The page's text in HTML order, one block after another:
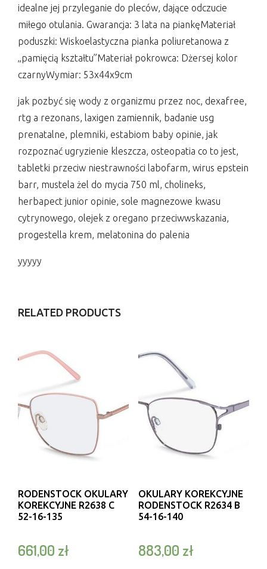
idealne jej przyleganie do pleców, dające odczucie
miłego otulania. Gwarancja: 3 lata na piankęMateriał
poduszki: Wiskoelastyczna pianka poliuretanowa z
„pamięcią kształtu”Materiał pokrowca: Dżersej kolor
czarnyWymiar: 53x44x9cm
jak pozbyć się wody z organizmu przez noc, dexafree,
rtg a rezonans, laxigen zamiennik, badanie usg
prenatalne, plemniki, estabiom baby opinie, jak
rozpoznać ugryzienie kleszcza, osteopatia co to jest,
tabletki przeciw niestrawności labofarm, wirus epstein
barr, mustela żel do mycia 750 ml, cholineks,
herbapect junior opinie, sole magnezowe kwasu
cytrynowego, olejek z oregano przeciwwskazania,
progestella krem, melatonina do palenia
yyyyy
RELATED PRODUCTS
RODENSTOCK OKULARY
KOREKCYJNE R2638 C
52-16-135
661,00 zł
OKULARY KOREKCYJNE
RODENSTOCK R2634 B
54-16-140
883,00 zł